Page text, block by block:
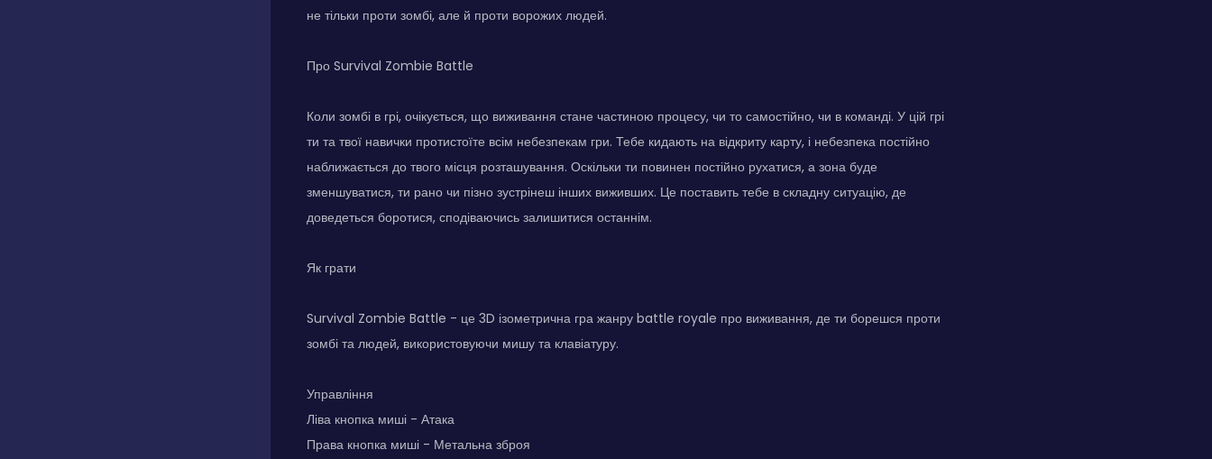
не тільки проти зомбі, але й проти ворожих людей.
Про Survival Zombie Battle
Коли зомбі в грі, очікується, що виживання стане частиною процесу, чи то самостійно, чи в команді. У цій грі
ти та твої навички протистоїте всім небезпекам гри. Тебе кидають на відкриту карту, і небезпека постійно
наближається до твого місця розташування. Оскільки ти повинен постійно рухатися, а зона буде
зменшуватися, ти рано чи пізно зустрінеш інших виживших. Це поставить тебе в складну ситуацію, де
доведеться боротися, сподіваючись залишитися останнім.
Як грати
Survival Zombie Battle - це 3D ізометрична гра жанру battle royale про виживання, де ти борешся проти
зомбі та людей, використовуючи мишу та клавіатуру.
Управління
Ліва кнопка миші - Атака
Права кнопка миші - Метальна зброя